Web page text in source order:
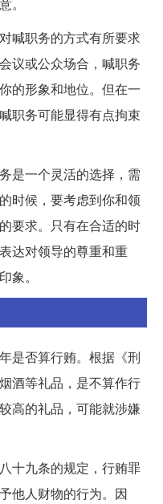
。
喊职务的方式有所要求
议或公众场合，喊职务
的形象和地位。但在一
职务可能显得有点拘束
是一个灵活的选择，需
时候，要考虑到你和领
要求。只有在合适的时
达对领导的尊重和重
象。
是否算行贿。根据《刑
酒等礼品，是不算作行
高的礼品，可能就涉嫌
十九条的规定，行贿罪
他人财物的行为。因